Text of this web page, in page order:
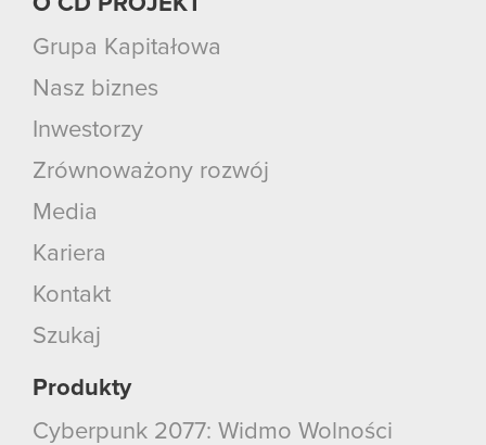
Grupa Kapitałowa
Nasz biznes
Inwestorzy
Zrównoważony rozwój
Media
Kariera
Kontakt
Szukaj
Produkty
Cyberpunk 2077: Widmo Wolności